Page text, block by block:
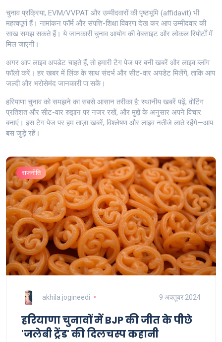
चुनाव प्रक्रिया, EVM/VVPAT और उम्मीदवारों की पृष्ठभूमि (affidavit) भी
महत्वपूर्ण हैं। नामांकन फॉर्म और संपत्ति-शिक्षा विवरण देख कर आप उम्मीदवार की
साख समझ सकते हैं। ये जानकारी चुनाव आयोग की वेबसाइट और लोकल रिपोर्टों में
मिल जाएगी।
अगर आप लाइव अपडेट चाहते हैं, तो हमारी टैग पेज पर बनी खबरें और लाइव ब्लॉग
फॉलो करें। हर खबर में लिंक के साथ संदर्भ और सीट-वार अपडेट मिलेंगे, ताकि आप
जल्दी और भरोसेमंद जानकारी पा सकें।
हरियाणा चुनाव को समझने का सबसे आसान तरीका है: स्थानीय खबरें पढ़ें, वोटिंग
प्रतिशत और सीट-वार रुझान पर नजर रखें, और मुद्दों के अनुसार अपने विचार
बनाएं। इस टैग पेज पर हम ताज़ा खबरें, विश्लेषण और लाइव नतीजे लाते रहेंगे—आप
बस जुड़े रहें।
राजनीति
akhila jogineedi 9 अक्तूबर 2024
हरियाणा चुनावों में BJP की जीत के पीछे
'जलेबी ट्रेंड' की दिलचस्प कहानी